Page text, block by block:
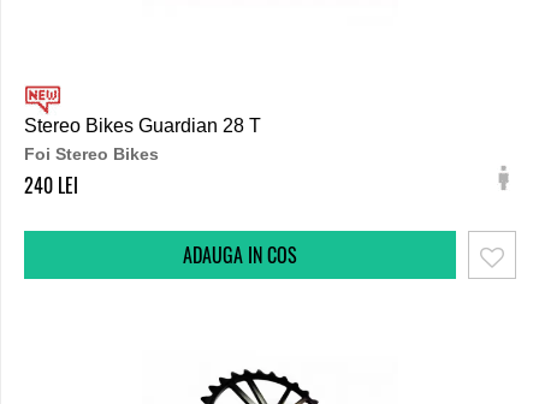
Stereo Bikes Guardian 28 T
Foi Stereo Bikes
240